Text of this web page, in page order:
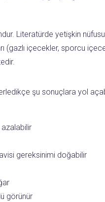
Literatürde yetişkin
(gazlı içecekler, sporcu
şu sonuçlara yol
azalabilir
gereksinimi doğabilir
görünür